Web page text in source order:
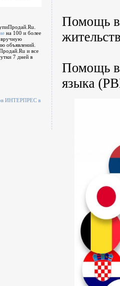
на 100 и более
вручную
объявлений.
и все
7 дней в
ИНТЕРПРЕС в
Помощь в
Помощь в
языка